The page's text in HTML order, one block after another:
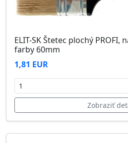
ELIT-SK Štetec plochý PROFI,
farby 60mm
1,81 EUR
Zobraziť